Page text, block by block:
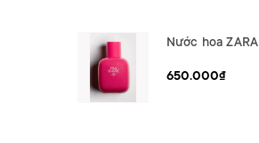
Nước hoa ZARA
650.000₫